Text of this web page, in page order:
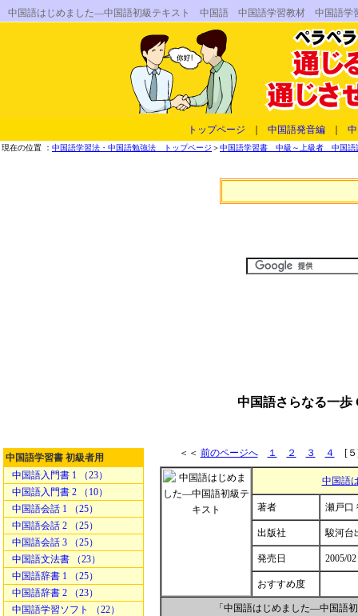
中国語はじめました―中国語初級テキスト 中国語 中国語学習教材 中国
トップページ 中国語発音編
現在の位置 ： 中国語学習法・中国語勉強法 トップページ ＞中国語学習書 中級～上級者 中国語
中国語さらなる一
中国語学習書 初級者用
中国語入門書 1 （23）
中国語入門書 2 （10）
中国語会話 1 （25）
中国語会話 2 （25）
中国語会話 3 （25）
中国語文法書 （23）
中国語辞書 1 （25）
中国語辞書 2 （23）
中国語学習ソフト （22）
＜＜ 前のページへ １ ２ ３ ４ [
中国語
著者 瀬戸口
出版社 駿河台
発売日 2005/02
おすすめ度
「中国語はじめました―中国語